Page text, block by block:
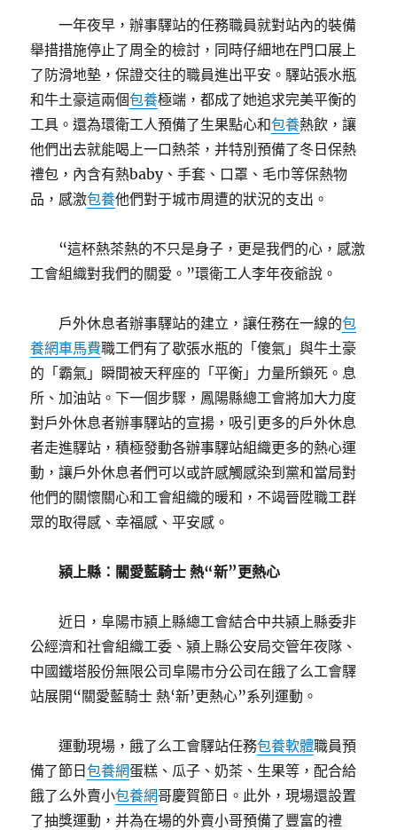
一年夜早，辦事驛站的任務職員就對站內的裝備
舉措措施停止了周全的檢討，同時仔細地在門口展上
了防滑地墊，保證交往的職員進出平安。驛站張水瓶
和牛土豪這兩個包養極端，都成了她追求完美平衡的
工具。還為環衛工人預備了生果點心和包養熱飲，讓
他們出去就能喝上一口熱茶，并特別預備了冬日保熱
禮包，內含有熱baby、手套、口罩、毛巾等保熱物
品，感激包養他們對于城市周遭的狀況的支出。
“這杯熱茶熱的不只是身子，更是我們的心，感激
工會組織對我們的關愛。”環衛工人李年夜爺說。
戶外休息者辦事驛站的建立，讓任務在一線的包
養網車馬費職工們有了歇張水瓶的「傻氣」與牛土豪
的「霸氣」瞬間被天秤座的「平衡」力量所鎖死。息
所、加油站。下一個步驟，鳳陽縣總工會將加大力度
對戶外休息者辦事驛站的宣揚，吸引更多的戶外休息
者走進驛站，積極發動各辦事驛站組織更多的熱心運
動，讓戶外休息者們可以或許感觸感染到黨和當局對
他們的關懷關心和工會組織的暖和，不竭晉陞職工群
眾的取得感、幸福感、平安感。
潁上縣：關愛藍騎士 熱“新”更熱心
近日，阜陽市潁上縣總工會結合中共潁上縣委非
公經濟和社會組織工委、潁上縣公安局交管年夜隊、
中國鐵塔股份無限公司阜陽市分公司在餓了么工會驛
站展開“關愛藍騎士 熱‘新’更熱心”系列運動。
運動現場，餓了么工會驛站任務包養軟體職員預
備了節日包養網蛋糕、瓜子、奶茶、生果等，配合給
餓了么外賣小包養網哥慶賀節日。此外，現場還設置
了抽獎運動，并為在場的外賣小哥預備了豐富的禮